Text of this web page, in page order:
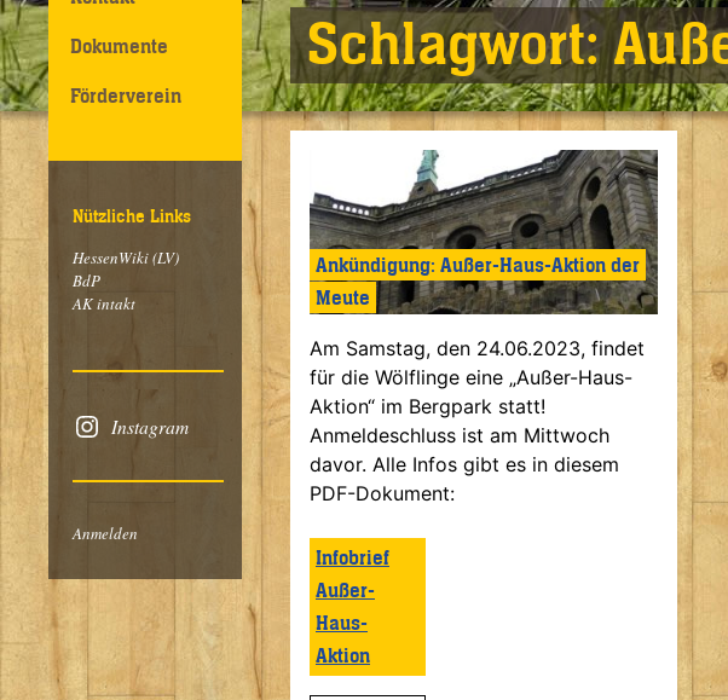
Dokumente
Förderverein
Nützliche Links
HessenWiki(LV)
BdP
AK intakt
Instagram
Anmelden
Schlagwort:
Ankündigung: Außer-Haus-Aktion der
Meute
Am Samstag, den 24.06.2023, findet
für die Wölflinge eine „Außer-Haus-
Aktion“ im Bergpark statt!
Anmeldeschluss ist am Mittwoch
davor. Alle Infos gibt es in diesem
PDF-Dokument:
Infobrief
Außer-
Haus-
Aktion